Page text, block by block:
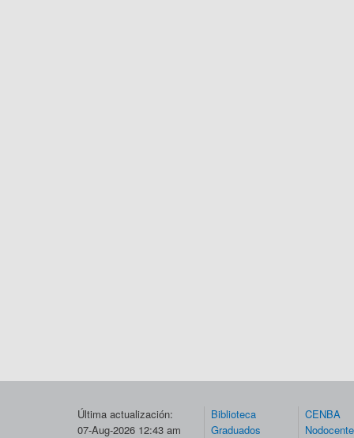
Última actualización:
07-Aug-2026 12:43 am
Biblioteca
Graduados
CENBA